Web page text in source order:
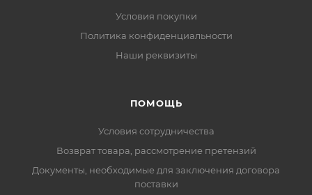
Условия покупки
Политика конфиденциальности
Наши реквизиты
ПОМОЩЬ
Условия сотрудничества
Возврат товара, рассмотрение претензий
Документы, необходимые для заключения договора
поставки